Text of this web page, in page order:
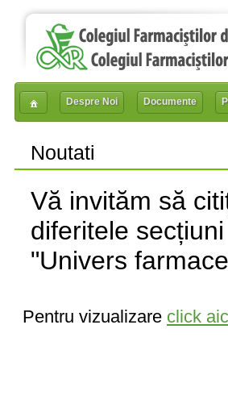
Despre Noi Documente
Noutati
Vă invităm să
diferitele
"Univers
Pentru vizualizare click